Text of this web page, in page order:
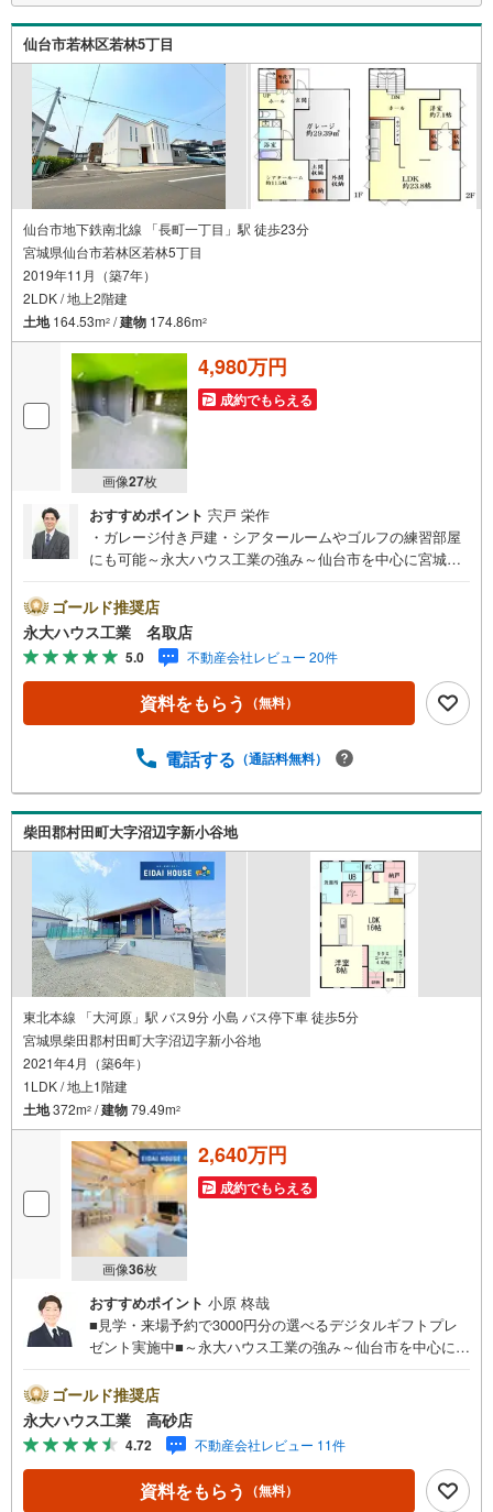
仙台市を中心に宮城県内の多数店舗で展開中！
こちらでは当社の強みを大きく2つに分けてご紹介！
1.
＜豊富な不動産知識＞
戸建・マンション・土地…と種別を問わず不動産を取り扱っております。
さらに教育施設や商業施設、子育て環境や行政などの地域情報を総合し、
お客様により良い物件選びをしていただけるよう、しっかりとサポートさ
せていただきます。
2.
＜経験豊富なスタッフ＞
当社では【購入】【売却】【引っ越し】【リフォーム】など住宅に関する
様々なご相談はもちろん、
ご購入時に気になる住宅ローンや各種税金についても、誠心誠意ご説明さ
せていただきます。
各店舗ではキッズスペースも完備！お子様連れのご家族皆様で、ぜひお越
しください。
営業時間:10:00～18:00（定休日:火・水曜日 ※店舗により変動あり）
現地のご案内も可能ですので、どうぞお気軽にお問い合わせください！
仙台市若林区若林5丁目
仙台市地下鉄南北線 「長町一丁目」駅 徒歩23分
宮城県仙台市若林区若林5丁目
2019年11月（築7年）
2LDK / 地上2階建
土地164.53m2 /建物 174.86m2
画像27枚
4,980万円
成約でもらえる
おすすめポイント 宍戸 栄作
・ガレージ付き戸建・シアタールームやゴルフの練習部屋
にも可能～永大ハウス工業の強み～仙台市を中心に宮城県
に分けてご紹介！1.＜豊富な不動産知識＞戸建・マンショ
ン・土地…と種別を問わず不動産を取り扱っております。
さらに教育施設や商業施設、子育て環境や行政などの地域
情報を総合し、お客様により良い物件選びをしていただけ
るよう、しっかりとサポートさせていただきます。2.＜経
験豊富なスタッフ＞当社では【購入】【売却】【引っ越
ろん、ご購入時に気になる住宅ローンや各種税金について
ズスペースも完備！お子様連れのご家族皆様で、ぜひお越
しください。営業時間:10:00～18:00（定休日:火・水曜日
※店舗により変動あり）現地のご案内も可能ですので、どう
ぞお気軽にお問い合わせください！
ゴールド推奨店
永大ハウス工業 名取店
5.0 不動産会社レビュー 20件
資料をもらう （無料）
電話する （通話料無料）
柴田郡村田町大字沼辺字新小谷地
東北本線 「大河原」駅 バス9分 小島 バス停下車 徒歩5分
宮城県柴田郡村田町大字沼辺字新小谷地
2021年4月（築6年）
1LDK / 地上1階建
土地372m2 /建物79.49m2
画像36枚
2,640万円
成約でもらえる
おすすめポイント 小原 柊哉
■見学・来場予約で3000円分の選べるデジタルギフトプレ
ゼント実施中■～永大ハウス工業の強み～仙台市を中心に宮
く2つに分けてご紹介！1.＜豊富な不動産知識＞戸建・マン
ション・土地...と種別を問わず不動産を取り扱っておりま
す。更に教育施設や商業施設、子育て環境や行政などの地
域情報を総合し、お客様により良い物件選びをして頂ける
よう、しっかりとサポートさせて頂きます。2.＜経験豊富
なスタッフ＞当社では【購入】【売却】【引っ越し】【リ
ゴールド推奨店
永大ハウス工業 高砂店
4.72 不動産会社レビュー 11件
資料をもらう （無料）